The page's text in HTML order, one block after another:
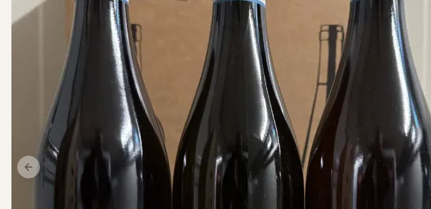
Previous slide